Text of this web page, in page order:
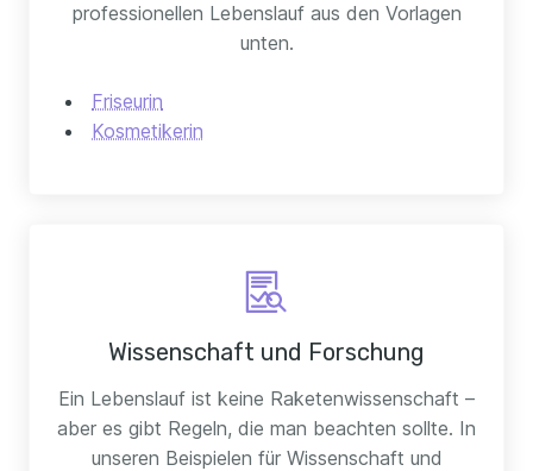
professionellen Lebenslauf aus den Vorlagen
unten.
Friseurin
Kosmetikerin
Wissenschaft und Forschung
Ein Lebenslauf ist keine Raketenwissenschaft –
aber es gibt Regeln, die man beachten sollte. In
unseren Beispielen für Wissenschaft und